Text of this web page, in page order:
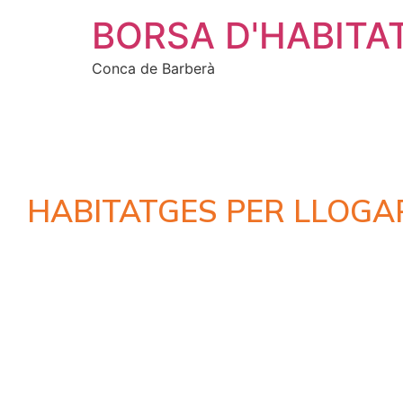
BORSA
Conca de Barberà
HABITATGES PER